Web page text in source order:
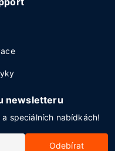
newsletteru
speciálních nabídkách!
Odebírat